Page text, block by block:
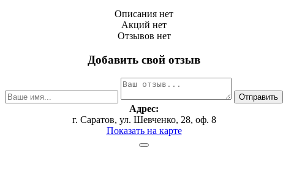
Описания нет
Акций нет
Отзывов нет
Добавить свой отзыв
Адрес:
г. Саратов, ул. Шевченко, 28, оф. 8
Показать на карте